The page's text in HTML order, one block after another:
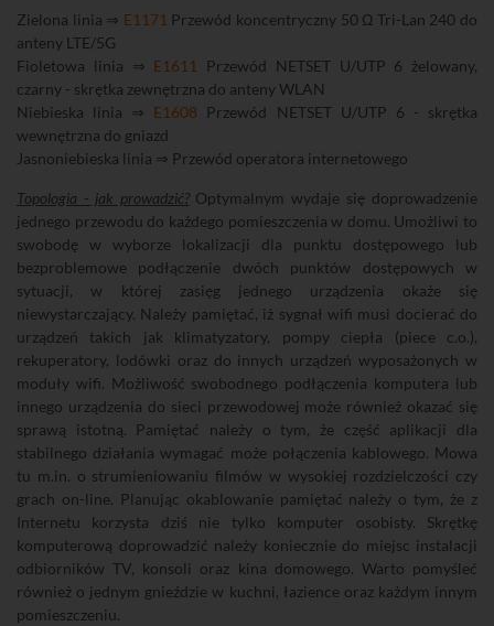
Zielona linia ⇒ E1171 Przewód koncentryczny 50 Ω Tri-Lan 240 do
anteny LTE/5G
Fioletowa linia ⇒ E1611
Przewód NETSET U/UTP 6 żelowany,
czarny - skrętka zewnętrzna do anteny WLAN
Niebieska linia ⇒ E1608 Przewód NETSET U/UTP 6 - skrętka
wewnętrzna do gniazd
Jasnoniebieska linia ⇒ Przewód operatora internetowego
Topologia - jak prowadzić?Optymalnym wydaje się doprowadzenie
jednego przewodu do każdego pomieszczenia w domu. Umożliwi to
swobodę w wyborze lokalizacji dla punktu dostępowego lub
bezproblemowe podłączenie dwóch punktów dostępowych w
sytuacji, w której zasięg jednego urządzenia okaże się
niewystarczający. Należy pamiętać, iż sygnał wifi musi docierać do
urządzeń takich jak klimatyzatory, pompy ciepła (piece c.o.),
rekuperatory, lodówki oraz do innych urządzeń wyposażonych w
moduły wifi. Możliwość swobodnego podłączenia komputera lub
innego urządzenia do sieci przewodowej może również okazać się
sprawą istotną. Pamiętać należy o tym, że część aplikacji dla
stabilnego działania wymagać może połączenia kablowego. Mowa
tu m.in. o strumieniowaniu filmów w wysokiej rozdzielczości czy
grach on-line. Planując okablowanie pamiętać należy o tym, że z
Internetu korzysta dziś nie tylko komputer osobisty. Skrętkę
komputerową doprowadzić należy koniecznie do miejsc instalacji
odbiorników TV, konsoli oraz kina domowego. Warto pomyśleć
również o jednym gnieździe w kuchni, łazience oraz każdym innym
pomieszczeniu.